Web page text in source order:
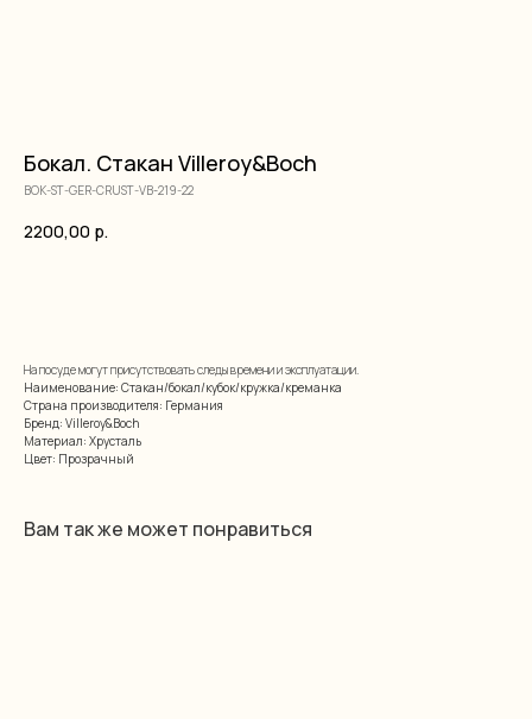
Бокал. Стакан Villeroy&Boch
BOK-ST-GER-CRUST-VB-219-22
2200,00 р.
На посуде могут присутствовать следы времени и эксплуатации.
Наименование: Стакан/бокал/кубок/кружка/креманка
Страна производителя: Германия
Бренд: Villeroy&Boch
Материал: Хрусталь
Цвет: Прозрачный
Вам так же может понравиться